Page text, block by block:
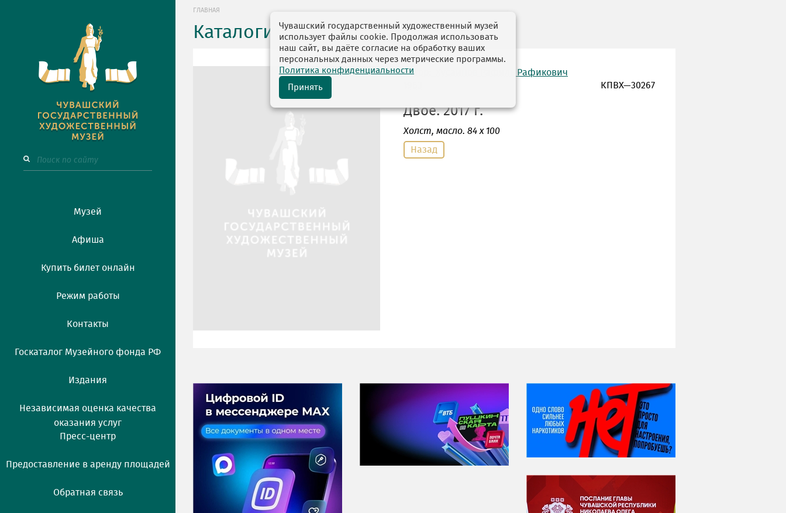
Музей
Афиша
Купить билет онлайн
Режим работы
Контакты
Госкаталог Музейного фонда РФ
Издания
Независимая оценка качества
оказания услуг
Пресс-центр
Предоставление в аренду площадей
Обратная связь
ГЛАВНАЯ
Каталоги выставок
автор: Хусаинов Рафиль Рафикович
КПВХ—30267
Двое. 2017 г.
Холст, масло. 84 х 100
Назад
НИ ДНЯ БЕЗ ДАТЫ...
07 августа
Я встретил вас – и
всё былое...
Чувашский государственный художественный музей
использует файлы cookie. Продолжая использовать
наш сайт, вы даёте согласие на обработку ваших
персональных данных через метрические программы.
Политика конфиденциальности
Принять